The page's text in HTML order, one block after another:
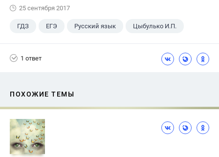
25 сентября 2017
ГДЗ ЕГЭ Русский язык Цыбулько И.П.
1 ответ
ПОХОЖИЕ ТЕМЫ